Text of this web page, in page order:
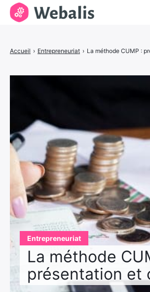
Entrepreneuriat
La méthode
présentation et
Accueil › Entrepreneuriat › La méthode CUMP :
Services aux entreprises
Visibilité et marketing